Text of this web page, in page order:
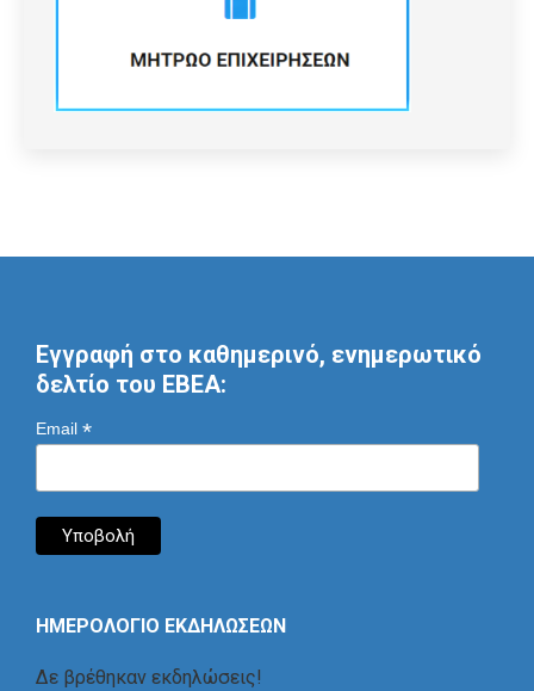
Εγγραφή στο καθημερινό, ενημερωτικό
δελτίο του ΕΒΕΑ:
Email *
ΗΜΕΡΟΛΟΓΙΟ ΕΚΔΗΛΩΣΕΩΝ
Δε βρέθηκαν εκδηλώσεις!